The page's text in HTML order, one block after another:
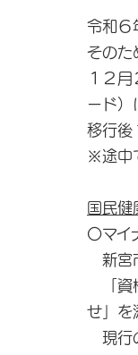
令和６
そのた
１２
ード）
移行後
※途中
国民健
〇マイ
新宮
「資
せ」を
現行